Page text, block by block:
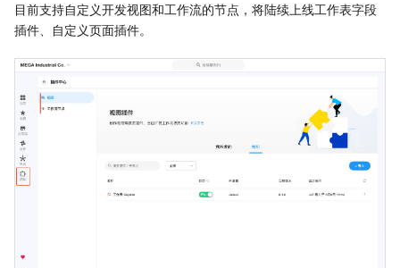
目前支持自定义开发视图和工作流的节点，将陆续上线工作表字段
插件、自定义页面插件。